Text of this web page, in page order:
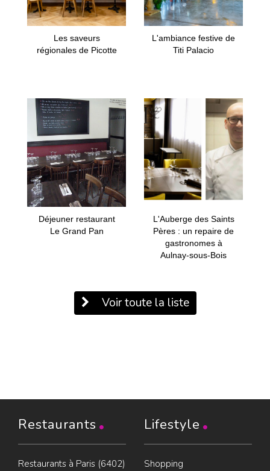
Les saveurs
régionales de Picotte
L'ambiance festive de
Titi Palacio
Déjeuner restaurant
Le Grand Pan
L'Auberge des Saints
Pères : un repaire de
gastronomes à
Aulnay-sous-Bois
Voir toute la liste
Restaurants
Restaurants à Paris (6402)
Lifestyle
Shopping